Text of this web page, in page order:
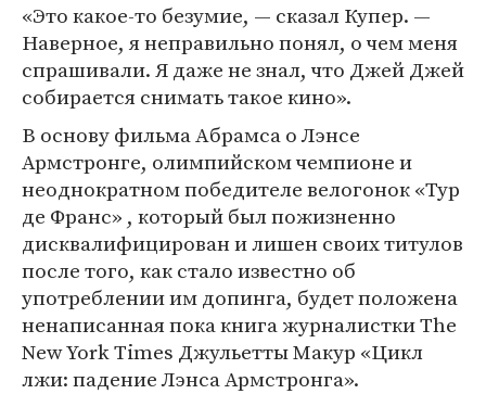
«Это какое-то безумие, — сказал Купер. —
Наверное, я неправильно понял, о чем меня
спрашивали. Я даже не знал, что Джей Джей
собирается снимать такое кино».
В основу фильма Абрамса о Лэнсе
Армстронге, олимпийском чемпионе и
неоднократном победителе велогонок «Тур
де Франс» , который был пожизненно
дисквалифицирован и лишен своих титулов
после того, как стало известно об
употреблении им допинга, будет положена
ненаписанная пока книга журналистки The
New York Times Джульетты Макур «Цикл
лжи: падение Лэнса Армстронга».